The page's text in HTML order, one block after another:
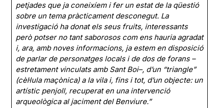
petjades que ja coneixíem i fer un estat de la qüestió
sobre un tema pràcticament desconegut. La
investigació ha donat els seus fruits, interessants
però potser no tant saborosos com ens hauria agradat
i, ara, amb noves informacions, ja estem en disposició
de parlar de personatges locals i de dos de forans –
estretament vinculats amb Sant Boi–, d’un “triangle”
(cèl·lula maçònica) a la vila i, fins i tot, d’un objecte: un
artístic penjoll, recuperat en una intervenció
arqueològica al jaciment del Benviure.”